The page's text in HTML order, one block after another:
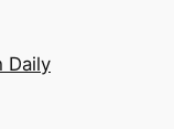
Daily